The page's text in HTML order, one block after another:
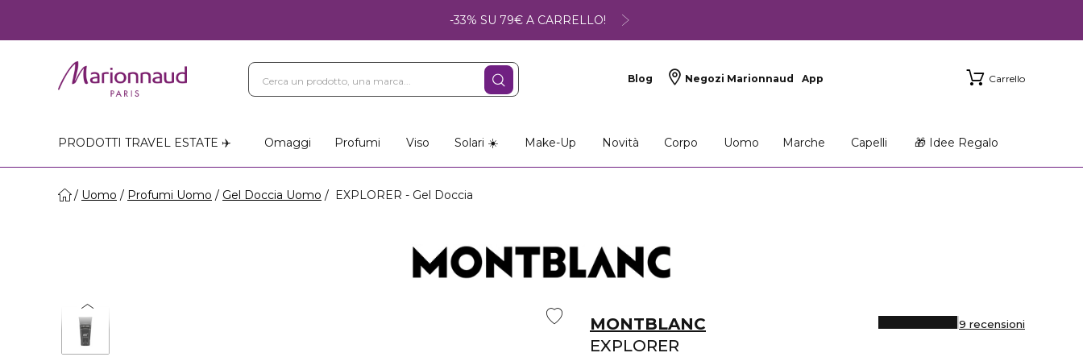
-33% SU 79€ A CARRELLO!
Blog Negozi Marionnaud App Carrello
PRODOTTI TRAVEL ESTATE ✈️ Omaggi Profumi Viso Solari ☀️ Make-Up Novità Corpo Uomo Marche Capelli 🎁 Idee Regalo
Uomo Profumi Uomo Gel Doccia Uomo EXPLORER - Gel Doccia
MONTBLANC
EXPLORER
9 recensioni